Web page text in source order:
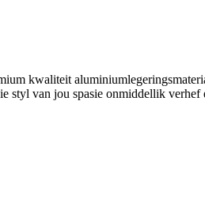
kwaliteit
styl van jou spasie onmiddellik verhef